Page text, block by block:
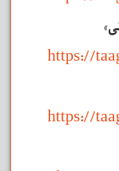
https://
https://